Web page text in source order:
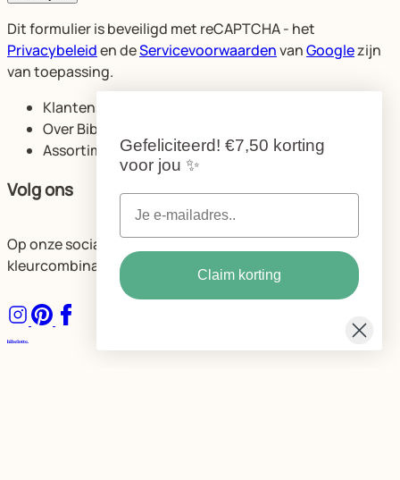
Dit formulier is beveiligd met reCAPTCHA - het
Privacybeleiden deServicevoorwaardenvanGooglezijn
van toepassing.
Klantenservice
Over Bibelotte
Assortiment
Volg ons
Op onze socials delen we volop ideeën voor de mooiste
kleurcombinaties en ruimtes.
Gefeliciteerd! €7,50 korting
voor jou ✨
Claim korting